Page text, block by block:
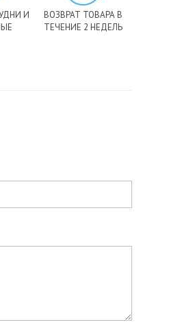
И
ВОЗВРАТ ТОВАРА В
ТЕЧЕНИЕ 2 НЕДЕЛЬ